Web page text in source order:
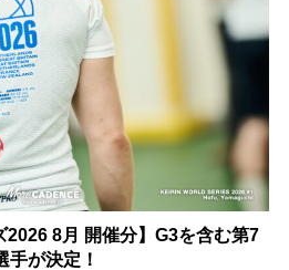
2026 8月 開催分】G3を含む第7
手が決定！